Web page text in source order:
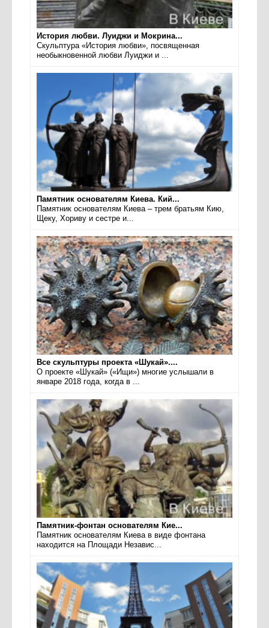
История любви. Луиджи и Мокрина...
Скульптура «История любви», посвященная
необыкновенной любви Луиджи и ...
Памятник основателям Киева. Кий...
Памятник основателям Киева – трем братьям Кию,
Щеку, Хориву и сестре и...
Все скульптуры проекта «Шукай»....
О проекте «Шукай» («Ищи») многие услышали в
январе 2018 года, когда в ...
Памятник-фонтан основателям Кие...
Памятник основателям Киева в виде фонтана
находится на Площади Независ...